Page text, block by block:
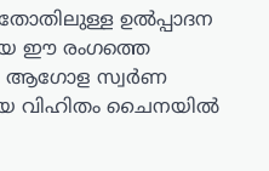
ഉൽപ്പാദന
ഈ രംഗത്തെ
ആഗോള സ്വർണ
വിഹിതം ചൈനയിൽ